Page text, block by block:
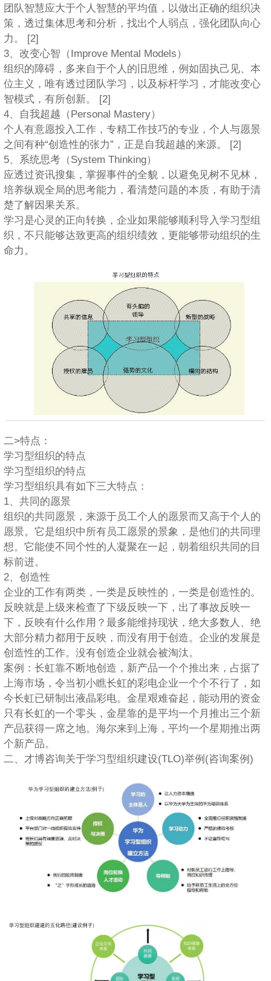
团队智慧应大于个人智慧的平均值，以做出正确的组织决
策，透过集体思考和分析，找出个人弱点，强化团队向心
力。 [2]
3、改变心智（Improve Mental Models）
组织的障碍，多来自于个人的旧思维，例如固执己见、本
位主义，唯有透过团队学习，以及标杆学习，才能改变心
智模式，有所创新。 [2]
4、自我超越（Personal Mastery）
个人有意愿投入工作，专精工作技巧的专业，个人与愿景
之间有种“创造性的张力”，正是自我超越的来源。 [2]
5、系统思考（System Thinking）
应透过资讯搜集，掌握事件的全貌，以避免见树不见林，
培养纵观全局的思考能力，看清楚问题的本质，有助于清
楚了解因果关系。
学习是心灵的正向转换，企业如果能够顺利导入学习型组
织，不只能够达致更高的组织绩效，更能够带动组织的生
命力。
二>特点：
学习型组织的特点
学习型组织的特点
学习型组织具有如下三大特点：
1、共同的愿景
组织的共同愿景，来源于员工个人的愿景而又高于个人的
愿景。它是组织中所有员工愿景的景象，是他们的共同理
想。它能使不同个性的人凝聚在一起，朝着组织共同的目
标前进。
2、创造性
企业的工作有两类，一类是反映性的，一类是创造性的。
反映就是上级来检查了下级反映一下，出了事故反映一
下，反映有什么作用？最多能维持现状，绝大多数人、绝
大部分精力都用于反映，而没有用于创造。企业的发展是
创造性的工作。没有创造企业就会被淘汰。
案例：长虹靠不断地创造，新产品一个个推出来，占据了
上海市场，令当初小瞧长虹的彩电企业一个个不行了，如
今长虹已研制出液晶彩电。金星艰难奋起，能动用的资金
只有长虹的一个零头，金星靠的是平均一个月推出三个新
产品获得一席之地。海尔来到上海，平均一个星期推出两
个新产品。
二、才博咨询关于学习型组织建设(TLO)举例(咨询案例)